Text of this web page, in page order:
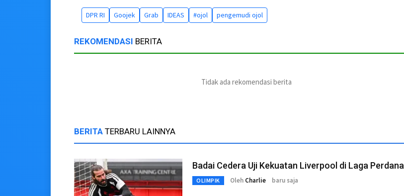
DPR RI Goojek Grab IDEAS #ojol pengemudi ojol
REKOMENDASI BERITA
Tidak ada rekomendasi berita
BERITA TERBARU LAINNYA
Badai Cedera Uji Kekuatan Liverpool di Laga Perdana
OLIMPIK Oleh Charlie baru saja